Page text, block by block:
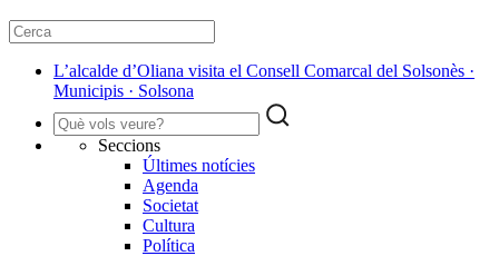
L’alcalde d’Oliana visita el Consell Comarcal del Solsonès ·
Municipis · Solsona
Seccions
Últimes notícies
Agenda
Societat
Cultura
Política